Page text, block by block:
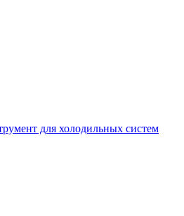
для холодильных систем